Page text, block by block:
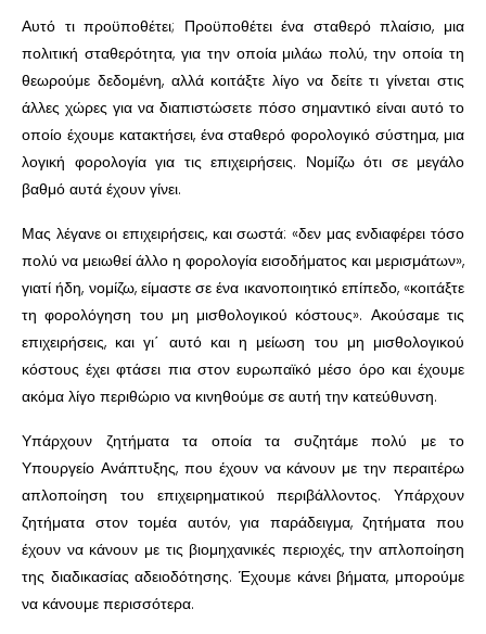
Αυτό τι προϋποθέτει; Προϋποθέτει ένα σταθερό πλαίσιο, μια
πολιτική σταθερότητα, για την οποία μιλάω πολύ, την οποία τη
θεωρούμε δεδομένη, αλλά κοιτάξτε λίγο να δείτε τι γίνεται στις
άλλες χώρες για να διαπιστώσετε πόσο σημαντικό είναι αυτό το
οποίο έχουμε κατακτήσει, ένα σταθερό φορολογικό σύστημα, μια
λογική φορολογία για τις επιχειρήσεις. Νομίζω ότι σε μεγάλο
βαθμό αυτά έχουν γίνει.
Μας λέγανε οι επιχειρήσεις, και σωστά: «δεν μας ενδιαφέρει τόσο
πολύ να μειωθεί άλλο η φορολογία εισοδήματος και μερισμάτων»,
γιατί ήδη, νομίζω, είμαστε σε ένα ικανοποιητικό επίπεδο, «κοιτάξτε
τη φορολόγηση του μη μισθολογικού κόστους». Ακούσαμε τις
επιχειρήσεις, και γι΄ αυτό και η μείωση του μη μισθολογικού
κόστους έχει φτάσει πια στον ευρωπαϊκό μέσο όρο και έχουμε
ακόμα λίγο περιθώριο να κινηθούμε σε αυτή την κατεύθυνση.
Υπάρχουν ζητήματα τα οποία τα συζητάμε πολύ με το
Υπουργείο Ανάπτυξης, που έχουν να κάνουν με την περαιτέρω
απλοποίηση του επιχειρηματικού περιβάλλοντος. Υπάρχουν
ζητήματα στον τομέα αυτόν, για παράδειγμα, ζητήματα που
έχουν να κάνουν με τις βιομηχανικές περιοχές, την απλοποίηση
της διαδικασίας αδειοδότησης. Έχουμε κάνει βήματα, μπορούμε
να κάνουμε περισσότερα.